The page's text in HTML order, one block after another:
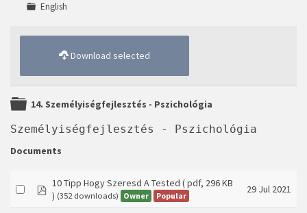
English
Download selected
Folder
14. Személyiségfejlesztés - Pszichológia
Személyiségfejlesztés - Pszichológia
Documents
pdf
10 Tipp Hogy Szeresd A Tested ( pdf, 296 KB
) (352 downloads) Owner Popular
29 Jul 2021